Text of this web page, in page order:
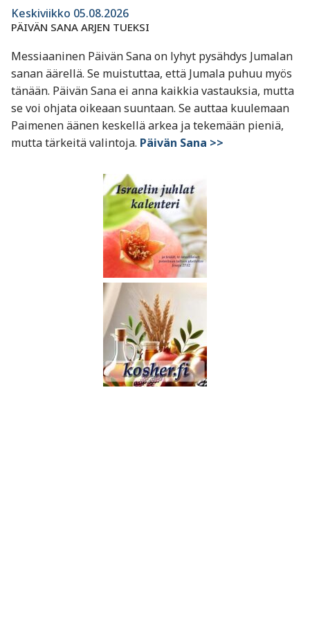
Keskiviikko 05.08.2026
PÄIVÄN SANA ARJEN TUEKSI
Messiaaninen Päivän Sana on lyhyt pysähdys Jumalan
sanan äärellä. Se muistuttaa, että Jumala puhuu myös
tänään. Päivän Sana ei anna kaikkia vastauksia, mutta
se voi ohjata oikeaan suuntaan. Se auttaa kuulemaan
Paimenen äänen keskellä arkea ja tekemään pieniä,
mutta tärkeitä valintoja. Päivän Sana >>